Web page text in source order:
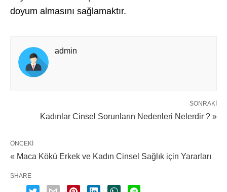
doyum almasını sağlamaktır.
admin
SONRAKI
Kadınlar Cinsel Sorunların Nedenleri Nelerdir ? »
ÖNCEKI
« Maca Kökü Erkek ve Kadın Cinsel Sağlık için Yararları
SHARE